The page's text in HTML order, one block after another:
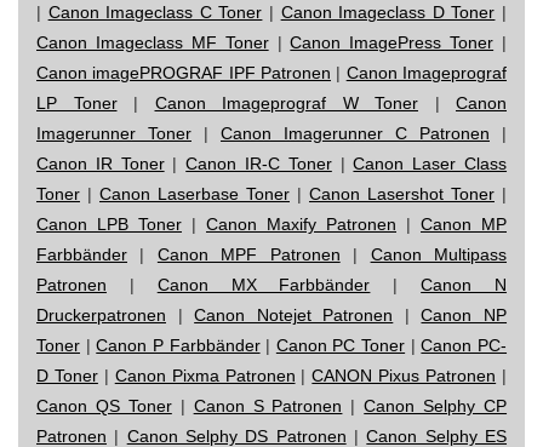
| Canon Imageclass C Toner | Canon Imageclass D Toner |
Canon Imageclass MF Toner|Canon ImagePress Toner |
Canon imagePROGRAF IPF Patronen | Canon Imageprograf
LP Toner| Canon Imageprograf W Toner | Canon
Imagerunner Toner | Canon Imagerunner C Patronen |
Canon IR Toner|Canon IR-C Toner|Canon Laser Class
Toner | Canon Laserbase Toner | Canon Lasershot Toner |
Canon LPB Toner | Canon Maxify Patronen | Canon MP
Farbbänder | Canon MPF Patronen | Canon Multipass
Patronen | Canon MX Farbbänder |Canon N
Druckerpatronen |Canon Notejet Patronen |Canon NP
Toner |Canon P Farbbänder| Canon PC Toner |Canon PC-
D Toner| Canon Pixma Patronen |CANON Pixus Patronen |
Canon QS Toner| Canon S Patronen |Canon Selphy CP
Patronen | Canon Selphy DS Patronen |Canon Selphy ES